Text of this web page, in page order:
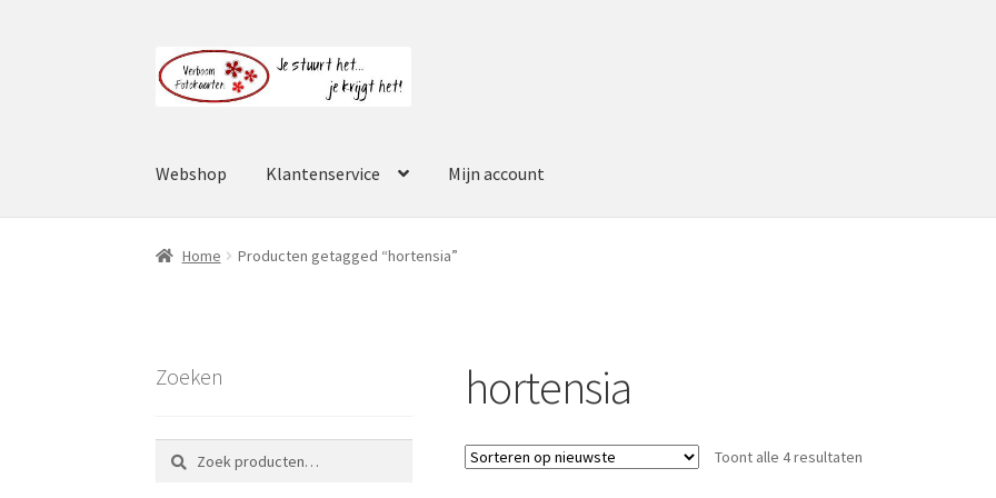
Ga
door
Ga
naar
Webshop Klantenservice Mijn account
Home Producten getagged “hortensia”
hortensia
Toont alle 4 resultaten
Zoeken
Zoeken
naar:
Zoeken